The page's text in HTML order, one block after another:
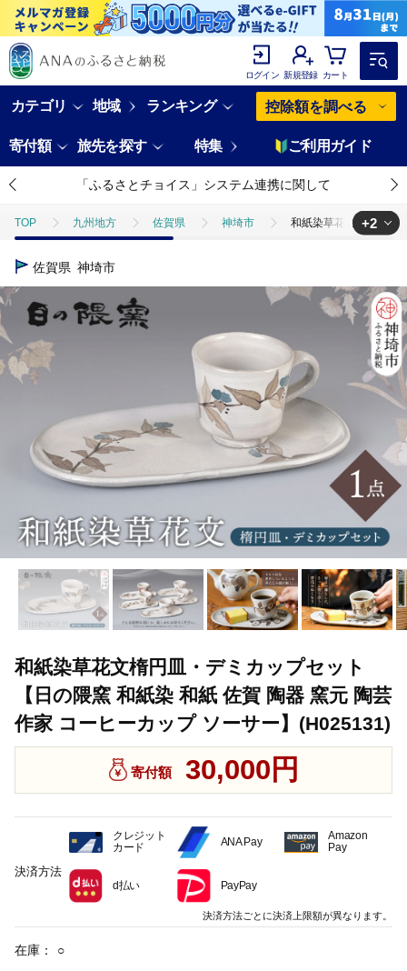
ログイン 新規登録 カート
カテゴリ 地域 ランキング 控除額を調べる
寄付額 旅先を探す 特集 ご利用ガイド
「ふるさとチョイス」システム連携に関して
TOP 九州地方 佐賀県 神埼市 和紙染草花文楕円皿・
TOP
TOP 和紙染草花文楕円皿・デミ
+2
佐賀県 神埼市
和紙染草花文楕円皿・デミカップセット
【日の隈窯 和紙染 和紙 佐賀 陶器 窯元 陶芸
作家 コーヒーカップ ソーサー】(H025131)
寄付額 30,000円
在庫： ○
決済方法
クレジット
カード
ANA Pay
Amazon
Pay
d払い PayPay
決済方法ごとに決済上限額が異なります。